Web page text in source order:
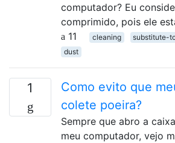
computador? Eu
comprimido, pois ele
11
cleaning substitute-
dust
1
Como evito que
colete poeira?
Sempre que abro a
meu computador, vejo